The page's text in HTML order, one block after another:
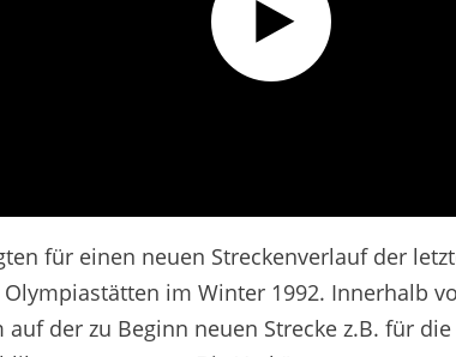
für einen neuen Streckenverlauf der
im Winter 1992. Innerhalb
der zu Beginn neuen Strecke z.B. für